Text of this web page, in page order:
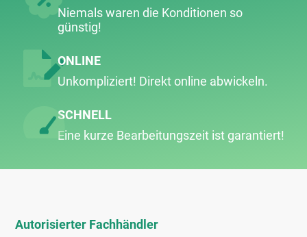
Niemals waren die Konditionen so
günstig!
ONLINE
Unkompliziert! Direkt online abwickeln.
SCHNELL
Eine kurze Bearbeitungs­zeit ist garantiert!
Autorisierter Fachhändler